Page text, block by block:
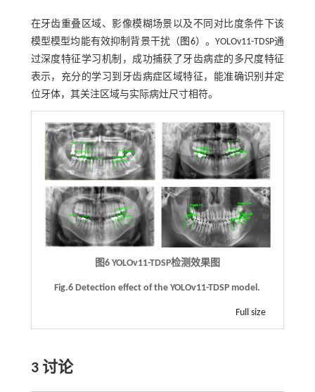
在牙齿重叠区域、影像模糊场景以及不同对比度条件下该
模型模型均能有效抑制背景干扰（ 图6）。YOLOv11-TDSP通
过深度特征学习机制，成功捕获了牙齿病症的多尺度特征
表示，充分的学习到牙齿病症区域特征，能准确识别并定
位牙体，其关注区域与实际病灶尺寸相符。
图6 YOLOv11-TDSP检测效果图
Fig.6 Detection effect of the YOLOv11-TDSP model.
Full size
3 讨论